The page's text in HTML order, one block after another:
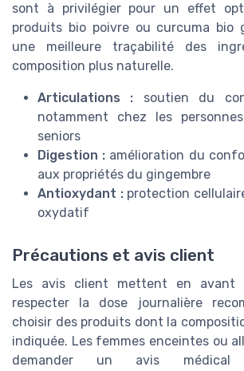
sont à privilégier pour un effet
produits bio poivre ou curcuma bio
une meilleure traçabilité des
composition plus naturelle.
Articulations : soutien du
notamment chez les
seniors
Digestion : amélioration du
aux propriétés du gingembre
Antioxydant :protection
oxydatif
Précautions et avis client
Les avis client mettent en avant
respecter la dose journalière
choisir des produits dont la
indiquée. Les femmes enceintes ou
demander un avis